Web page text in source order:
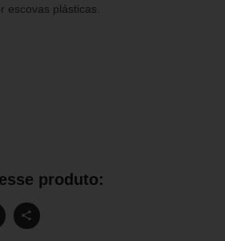
escovas plásticas.
produto: